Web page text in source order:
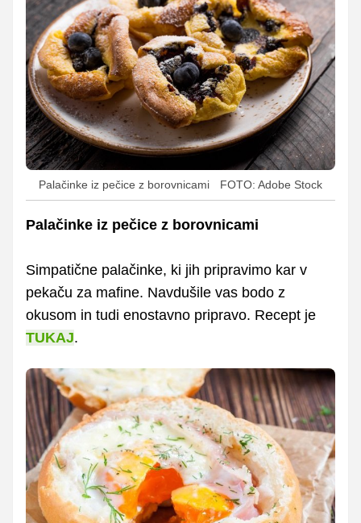
Palačinke iz pečice z borovnicami FOTO: Adobe Stock
Palačinke iz pečice z borovnicami
Simpatične palačinke, ki jih pripravimo kar v
pekaču za mafine. Navdušile vas bodo z
okusom in tudi enostavno pripravo. Recept je
TUKAJ.